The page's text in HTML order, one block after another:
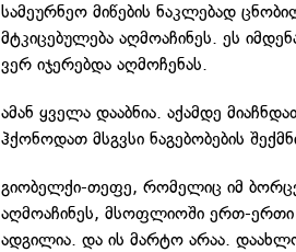
სამეურნეო მიწების ნაკლებად
მტკიცებულება აღმოაჩინეს. ეს
ვერ იჯერებდა აღმოჩენას.
ამან ყველა დააბნია. აქამდე
ჰქონოდათ მსგვსი ნაგებობების
გიობელქი-თეფე, რომელიც იმ
აღმოაჩინეს, მსოფლიოში ერთ-ერთი
ადგილია. და ის მარტო არაა.